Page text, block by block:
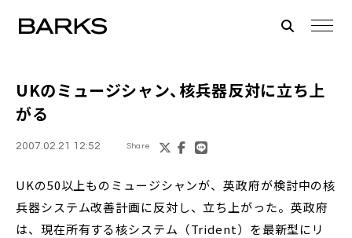
UKのミュージシャン、核兵器反対に立ち上
がる
2007.02.21 12:52 Share
UKの50以上ものミュージシャンが、英政府が検討中の核
兵器システム改善計画に反対し、立ち上がった。英政府
は、現在所有する核システム（Trident）を最新型にリ